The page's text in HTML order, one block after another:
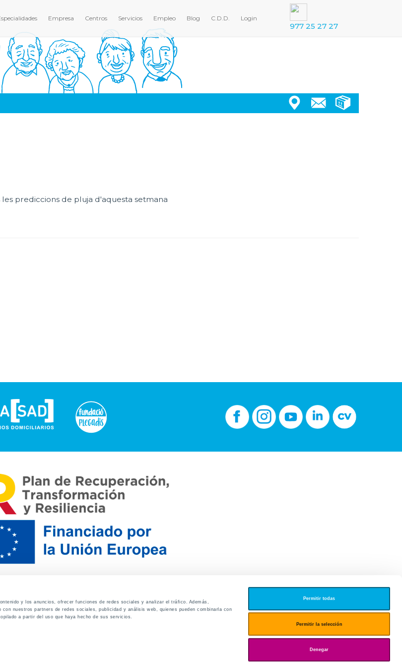
y los anuncios, ofrecer funciones de redes sociales y analizar el tráfico. Además,
nuestros partners de redes sociales, publicidad y análisis web, quienes pueden combinarla con
a partir del uso que haya hecho de sus servicios.
Permitir todas
Permitir la selección
Denegar
Empresa Centros Servicios Empleo Blog C.D.D. Login
977 25 27 27
prediccions de pluja d'aquesta setmana
Canal de denuncias